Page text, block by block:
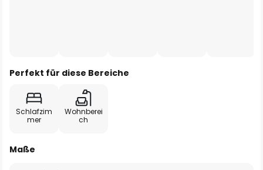
Perfekt für diese Bereiche
Schlafzim
mer
Wohnberei
ch
Maße